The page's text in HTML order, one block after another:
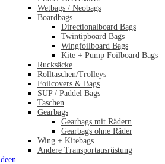
Wetbags / Neobags
Boardbags
Directionalboard Bags
Twintipboard Bags
Wingfoilboard Bags
Kite + Pump Foilboard Bags
Rucksäcke
Rolltaschen/Trolleys
Foilcovers & Bags
SUP / Paddel Bags
Taschen
Gearbags
Gearbags mit Rädern
Gearbags ohne Räder
Wing + Kitebags
Andere Transportausrüstung